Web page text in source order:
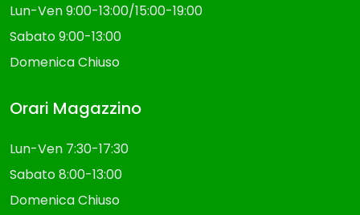
Lun-Ven 9:00-13:00/15:00-19:00
Sabato 9:00-13:00
Domenica Chiuso
Orari Magazzino
Lun-Ven 7:30-17:30
Sabato 8:00-13:00
Domenica Chiuso